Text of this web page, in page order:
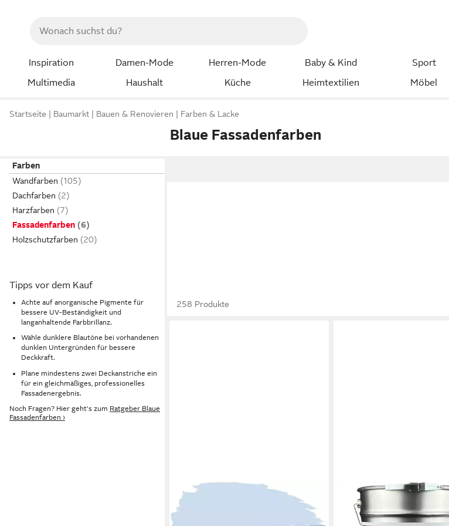
Inspiration Damen-Mode Herren-Mode Baby & Kind Sport
Multimedia
Haushalt Küche Heimtextilien Möbel
Startseite Baumarkt Bauen & Renovieren Farben & Lacke
Blaue Fassadenfarben
Farben
Wandfarben
Dachfarben
Harzfarben
Fassadenfarben
Holzschutzfarben
Tipps vor dem Kauf
Achte auf anorganische Pigmente für
bessere UV-Beständigkeit und
langanhaltende Farbbrillanz.
Wähle dunklere Blautöne bei vorhandenen
dunklen Untergründen für bessere
Deckkraft.
Plane mindestens zwei Deckanstriche ein
für ein gleichmäßiges, professionelles
Fassadenergebnis.
Noch Fragen? Hier geht's zum Ratgeber Blaue
Fassadenfarben ›
258 Produkte
RYFO COLORS
Fassadenfarbe Silikonharz
Fassadenfarbe Wolkenblau 1l, 1 L ca.
SAMATEC
Fassadenfarbe Wandfarbe
Terrassenfarbe Balkonfarbe